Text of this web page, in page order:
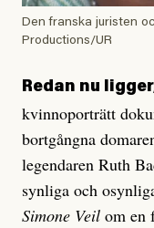
Den franska juristen
Productions/UR
Redan nu
kvinnoporträtt
bortgångna
legendaren Ruth
synliga och
Simone Veil om en